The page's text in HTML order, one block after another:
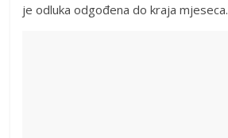
je odluka odgođena do kraja mjeseca.